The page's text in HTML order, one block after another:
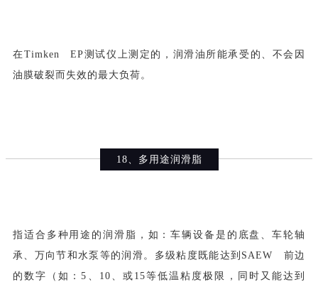
在Timken EP测试仪上测定的，润滑油所能承受的、不会因
油膜破裂而失效的最大负荷。
18、多用途润滑脂
指适合多种用途的润滑脂，如：车辆设备是的底盘、车轮轴
承、万向节和水泵等的润滑。多级粘度既能达到SAEW 前边
的数字（如：5、10、或15等低温粘度极限，同时又能达到